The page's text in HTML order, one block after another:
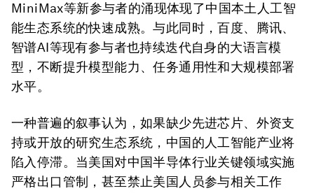
MiniMax等新参与者的涌现体现了中国本土人工智
能生态系统的快速成熟。与此同时，百度、腾讯、
智谱AI等现有参与者也持续迭代自身的大语言模
型，不断提升模型能力、任务通用性和大规模部署
水平。
一种普遍的叙事认为，如果缺少先进芯片、外资支
持或开放的研究生态系统，中国的人工智能产业将
陷入停滞。当美国对中国半导体行业关键领域实施
严格出口管制，甚至禁止美国人员参与相关工作